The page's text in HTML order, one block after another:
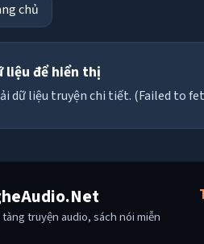
chủ
liệu để hiển thị
dữ liệu truyện chi tiết. (Failed to
truyện audio, sách nói miễn